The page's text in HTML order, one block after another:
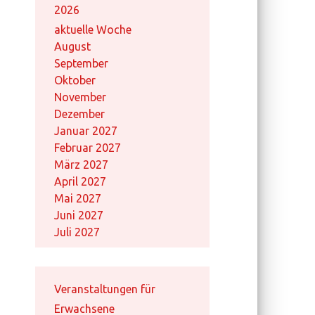
2026
aktuelle Woche
August
September
Oktober
November
Dezember
Januar 2027
Februar 2027
März 2027
April 2027
Mai 2027
Juni 2027
Juli 2027
Veranstaltungen für
Erwachsene